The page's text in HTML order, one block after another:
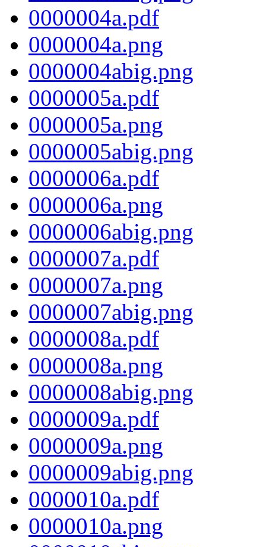
0000004a.pdf
0000004a.png
0000004abig.png
0000005a.pdf
0000005a.png
0000005abig.png
0000006a.pdf
0000006a.png
0000006abig.png
0000007a.pdf
0000007a.png
0000007abig.png
0000008a.pdf
0000008a.png
0000008abig.png
0000009a.pdf
0000009a.png
0000009abig.png
0000010a.pdf
0000010a.png